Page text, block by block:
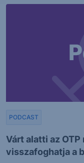
Várt alatti az
visszafoghatja a
PODCAST